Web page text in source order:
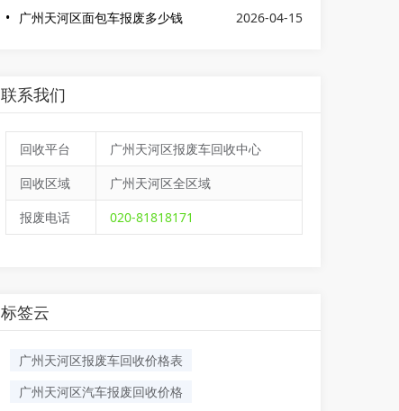
广州天河区面包车报废多少钱
2026-04-15
联系我们
回收平台
广州天河区报废车回收中心
回收区域
广州天河区全区域
报废电话
020-81818171
标签云
广州天河区报废车回收价格表
广州天河区汽车报废回收价格